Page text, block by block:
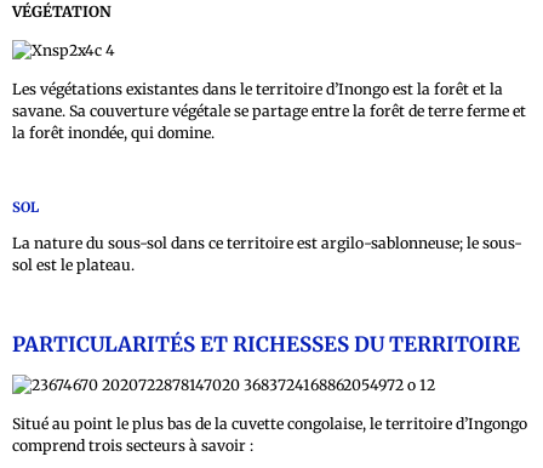
VÉGÉTATION
Les végétations existantes dans le territoire d’Inongo est la forêt et la
savane. Sa couverture végétale se partage entre la forêt de terre ferme et
la forêt inondée, qui domine.
SOL
La nature du sous-sol dans ce territoire est argilo-sablonneuse; le sous-
sol est le plateau.
PARTICULARITÉS ET RICHESSES DU TERRITOIRE
Situé au point le plus bas de la cuvette congolaise, le territoire d’Ingongo
comprend trois secteurs à savoir :